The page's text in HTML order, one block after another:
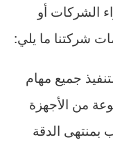
الشركات أو
شركتنا ما يلي:
جميع مهام
من الأجهزة
بمنتهى الدقة